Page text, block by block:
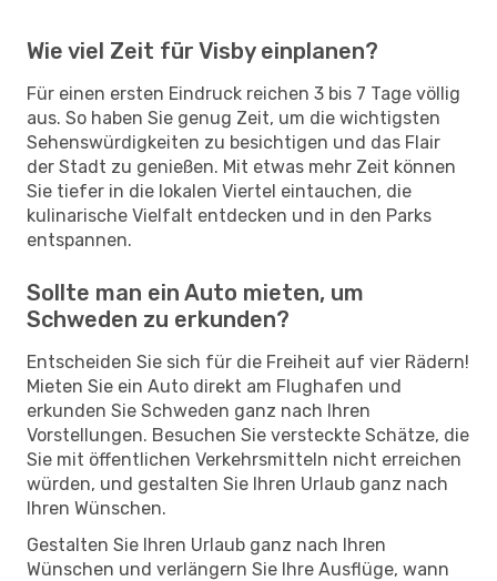
Wie viel Zeit für Visby einplanen?
Für einen ersten Eindruck reichen 3 bis 7 Tage völlig
aus. So haben Sie genug Zeit, um die wichtigsten
Sehenswürdigkeiten zu besichtigen und das Flair
der Stadt zu genießen. Mit etwas mehr Zeit können
Sie tiefer in die lokalen Viertel eintauchen, die
kulinarische Vielfalt entdecken und in den Parks
entspannen.
Sollte man ein Auto mieten, um
Schweden zu erkunden?
Entscheiden Sie sich für die Freiheit auf vier Rädern!
Mieten Sie ein Auto direkt am Flughafen und
erkunden Sie Schweden ganz nach Ihren
Vorstellungen. Besuchen Sie versteckte Schätze, die
Sie mit öffentlichen Verkehrsmitteln nicht erreichen
würden, und gestalten Sie Ihren Urlaub ganz nach
Ihren Wünschen.
Gestalten Sie Ihren Urlaub ganz nach Ihren
Wünschen und verlängern Sie Ihre Ausflüge, wann